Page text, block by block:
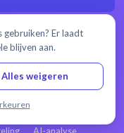
Altijd opzegbaar
Er laadt
blijven aan.
Alles weigeren